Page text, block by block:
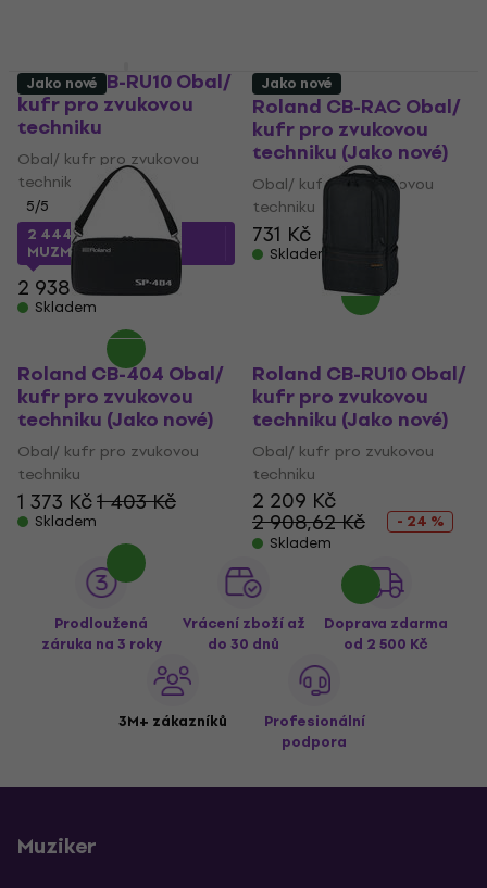
Roland CB-RU10 Obal/
kufr pro zvukovou
techniku
Obal/ kufr pro zvukovou
techniku
5/5
2 444 Kčs kódem
MUZMUZ-15
2 938 Kč
Skladem
Roland CB-RAC Obal/
kufr pro zvukovou
techniku (Jako nové)
Obal/ kufr pro zvukovou
techniku
731 Kč
Skladem
Jako nové
Roland CB-404 Obal/
kufr pro zvukovou
techniku (Jako nové)
Obal/ kufr pro zvukovou
techniku
1 373 Kč1 403 Kč
Skladem
Jako nové
Roland CB-RU10 Obal/
kufr pro zvukovou
techniku (Jako nové)
Obal/ kufr pro zvukovou
techniku
2 209 Kč
2 908,62 Kč
- 24 %
Skladem
Prodloužená
záruka na 3 roky
Vrácení zboží až
do 30 dnů
Doprava zdarma
od 2 500 Kč
3M+ zákazníků
Profesionální
podpora
Muziker